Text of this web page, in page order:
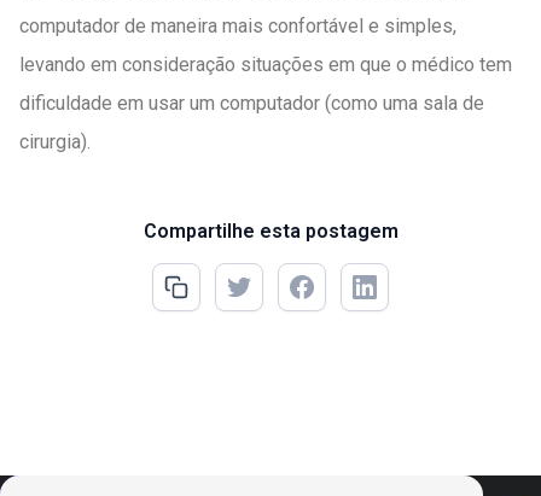
computador de maneira mais confortável e simples,
levando em consideração situações em que o médico tem
dificuldade em usar um computador (como uma sala de
cirurgia).
Compartilhe esta postagem